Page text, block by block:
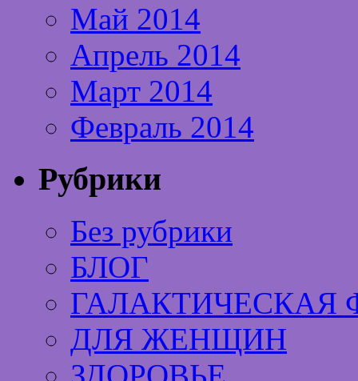
Май 2014
Апрель 2014
Март 2014
Февраль 2014
Рубрики
Без рубрики
БЛОГ
ГАЛАКТИЧЕСКАЯ
ДЛЯ ЖЕНЩИН